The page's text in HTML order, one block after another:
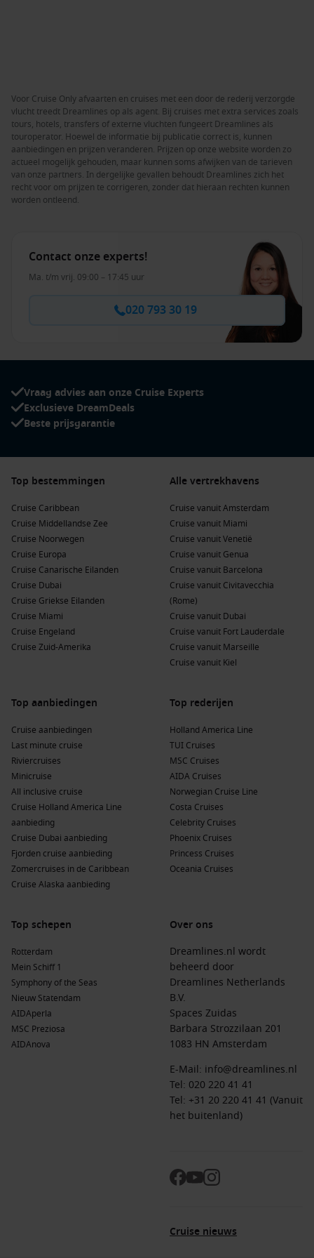
Voor Cruise Only afvaarten en cruises met een door de rederij verzorgde
vlucht treedt Dreamlines op als agent. Bij cruises met extra services zoals
tours, hotels, transfers of externe vluchten fungeert Dreamlines als
touroperator. Hoewel de informatie bij publicatie correct is, kunnen
aanbiedingen en prijzen veranderen. Prijzen op onze website worden zo
actueel mogelijk gehouden, maar kunnen soms afwijken van de tarieven
van onze partners. In dergelijke gevallen behoudt Dreamlines zich het
recht voor om prijzen te corrigeren, zonder dat hieraan rechten kunnen
worden ontleend.
Contact onze experts!
Ma. t/m vrij. 09:00 – 17:45 uur
020 793 30 19
Vraag advies aan onze Cruise Experts
Exclusieve DreamDeals
Beste prijsgarantie
Top bestemmingen
Cruise Caribbean
Cruise Middellandse Zee
Cruise Noorwegen
Cruise Europa
Cruise Canarische Eilanden
Cruise Dubai
Cruise Griekse Eilanden
Cruise Miami
Cruise Engeland
Cruise Zuid-Amerika
Alle vertrekhavens
Cruise vanuit Amsterdam
Cruise vanuit Miami
Cruise vanuit Venetië
Cruise vanuit Genua
Cruise vanuit Barcelona
Cruise vanuit Civitavecchia
(Rome)
Cruise vanuit Dubai
Cruise vanuit Fort Lauderdale
Cruise vanuit Marseille
Cruise vanuit Kiel
Top aanbiedingen
Cruise aanbiedingen
Last minute cruise
Riviercruises
Minicruise
All inclusive cruise
Cruise Holland America Line
aanbieding
Cruise Dubai aanbieding
Fjorden cruise aanbieding
Zomercruises in de Caribbean
Cruise Alaska aanbieding
Top rederijen
Holland America Line
TUI Cruises
MSC Cruises
AIDA Cruises
Norwegian Cruise Line
Costa Cruises
Celebrity Cruises
Phoenix Cruises
Princess Cruises
Oceania Cruises
Top schepen
Rotterdam
Mein Schiff 1
Symphony of the Seas
Nieuw Statendam
AIDAperla
MSC Preziosa
AIDAnova
Over ons
Dreamlines.nl wordt
beheerd door
Dreamlines Netherlands
B.V.
Spaces Zuidas
Barbara Strozzilaan 201
1083 HN Amsterdam
E-Mail: info@dreamlines.nl
Tel: 020 220 41 41
Tel: +31 20 220 41 41 (Vanuit
het buitenland)
Cruise nieuws